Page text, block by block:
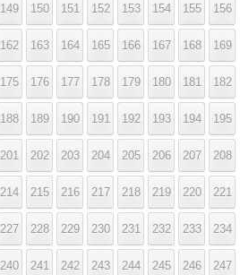
149 150 151 152 153 154 155 156
162 163 164 165 166 167 168 169
175 176 177 178 179 180 181 182
188 189 190 191 192 193 194 195
201 202 203 204 205 206 207 208
214 215 216 217 218 219 220 221
227 228 229 230 231 232 233 234
240 241 242 243 244 245 246 247